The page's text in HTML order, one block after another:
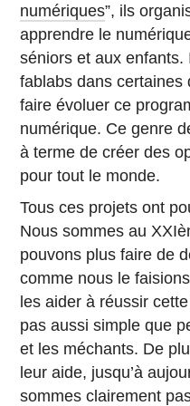
numériques”, ils
apprendre le
séniors et aux
fablabs dans certaines
faire évoluer ce
numérique. Ce genre
à terme de créer des
pour tout le monde.
Tous ces projets ont
Nous sommes au
pouvons plus faire de
comme nous le
les aider à réussir
pas aussi simple que
et les méchants. De
leur aide, jusqu’à
sommes clairement